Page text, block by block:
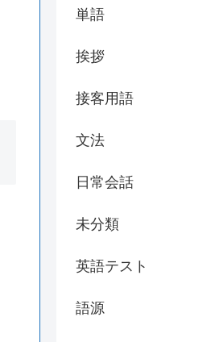
単語
挨拶
接客用語
文法
日常会話
未分類
英語テスト
語源